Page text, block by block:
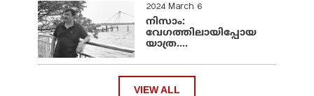
2024 March 6
നിസാം:
വേഗത്തിലായിപ്പോയ
യാത്ര....
VIEW ALL